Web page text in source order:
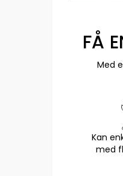
FÅ
Med
Kan
med